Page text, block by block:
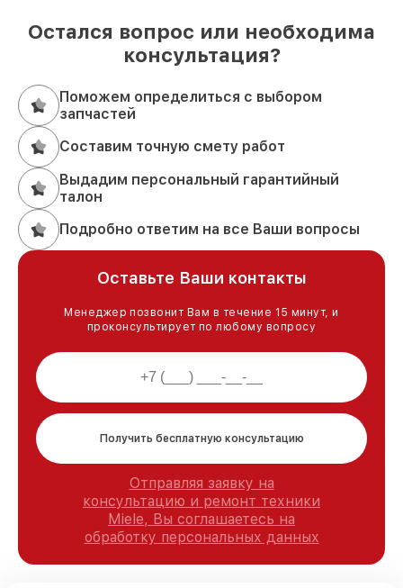
Остался вопрос или необходима
консультация?
Поможем определиться с выбором
запчастей
Составим точную смету работ
Выдадим персональный гарантийный
талон
Подробно ответим на все Ваши вопросы
Оставьте Ваши контакты
Менеджер позвонит Вам в течение 15 минут, и
проконсультирует по любому вопросу
Получить бесплатную консультацию
Отправляя заявку на
консультацию и ремонт техники
Miele, Вы соглашаетесь на
обработку персональных данных